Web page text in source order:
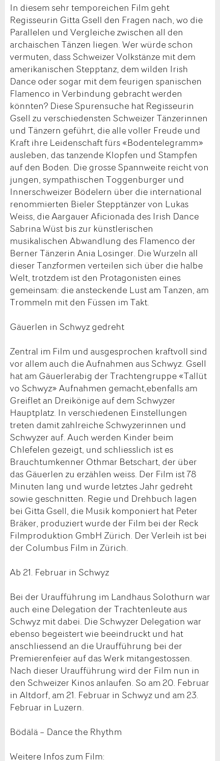
In diesem sehr temporeichen Film geht
Regisseurin Gitta Gsell den Fragen nach, wo die
Parallelen und Vergleiche zwischen all den
archaischen Tänzen liegen. Wer würde schon
vermuten, dass Schweizer Volkstänze mit dem
amerikanischen Stepptanz, dem wilden Irish
Dance oder sogar mit dem feurigen spanischen
Flamenco in Verbindung gebracht werden
könnten? Diese Spurensuche hat Regisseurin
Gsell zu verschiedensten Schweizer Tänzerinnen
und Tänzern geführt, die alle voller Freude und
Kraft ihre Leidenschaft fürs «Bodentelegramm»
ausleben, das tanzende Klopfen und Stampfen
auf den Boden. Die grosse Spannweite reicht von
jungen, sympathischen Toggenburger und
Innerschweizer Bödelern über die international
renommierten Bieler Stepptänzer von Lukas
Weiss, die Aargauer Aficionada des Irish Dance
Sabrina Wüst bis zur künstlerischen
musikalischen Abwandlung des Flamenco der
Berner Tänzerin Ania Losinger. Die Wurzeln all
dieser Tanzformen verteilen sich über die halbe
Welt, trotzdem ist den Protagonisten eines
gemeinsam: die ansteckende Lust am Tanzen, am
Trommeln mit den Füssen im Takt.
Gäuerlen in Schwyz gedreht
Zentral im Film und ausgesprochen kraftvoll sind
vor allem auch die Aufnahmen aus Schwyz. Gsell
hat am Gäuerlerabig der Trachtengruppe «Tallüt
vo Schwyz» Aufnahmen gemacht,ebenfalls am
Greiflet an Dreikönige auf dem Schwyzer
Hauptplatz. In verschiedenen Einstellungen
treten damit zahlreiche Schwyzerinnen und
Schwyzer auf. Auch werden Kinder beim
Chlefelen gezeigt, und schliesslich ist es
Brauchtumkenner Othmar Betschart, der über
das Gäuerlen zu erzählen weiss. Der Film ist 78
Minuten lang und wurde letztes Jahr gedreht
sowie geschnitten. Regie und Drehbuch lagen
bei Gitta Gsell, die Musik komponiert hat Peter
Bräker, produziert wurde der Film bei der Reck
Filmproduktion GmbH Zürich. Der Verleih ist bei
der Columbus Film in Zürich.
Ab 21. Februar in Schwyz
Bei der Uraufführung im Landhaus Solothurn war
auch eine Delegation der Trachtenleute aus
Schwyz mit dabei. Die Schwyzer Delegation war
ebenso begeistert wie beeindruckt und hat
anschliessend an die Uraufführung bei der
Premierenfeier auf das Werk mitangestossen.
Nach dieser Uraufführung wird der Film nun in
den Schweizer Kinos anlaufen. So am 20. Februar
in Altdorf, am 21. Februar in Schwyz und am 23.
Februar in Luzern.
Bödälä – Dance the Rhythm
Weitere Infos zum Film: